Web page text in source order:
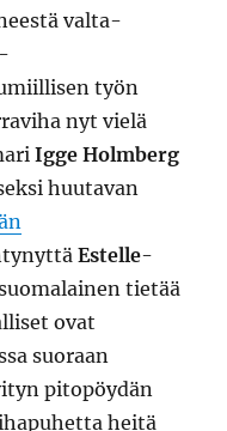
valta-
työn
nyt vielä
Igge Holmberg
huutavan
Estelle-
tietää
ovat
suoraan
pitopöydän
heitä